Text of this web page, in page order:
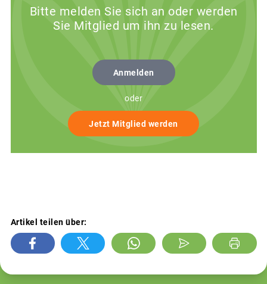
Bitte melden Sie sich an oder werden
Sie Mitglied um ihn zu lesen.
Anmelden
oder
Jetzt Mitglied werden
Artikel teilen über: